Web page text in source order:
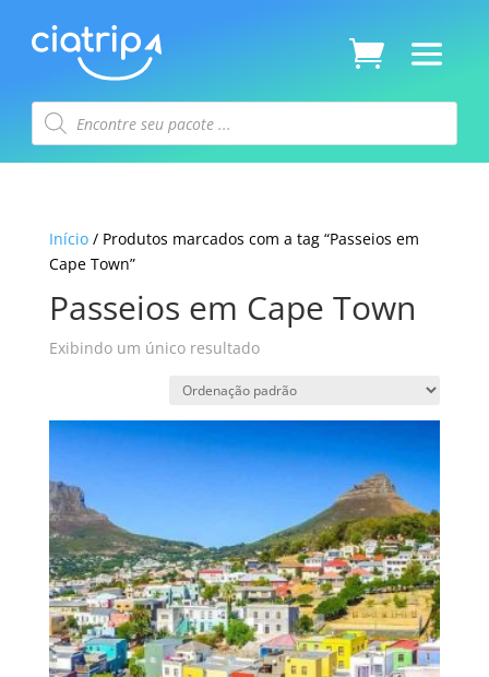
Pesquisar
produtos
Início/ Produtos marcados com a tag “Passeios em
Cape Town”
Passeios em Cape Town
Exibindo um único resultado